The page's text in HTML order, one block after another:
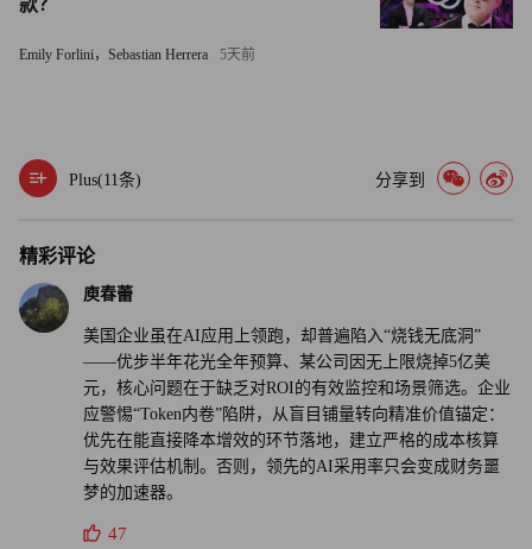
（ROI）报告中。埃森哲（Accenture）上月发布的一项针对
英国企业的调查发现，90%的受访企业尚未成功将AI融入核
公司的运营效率改善。
行。但领先也意味着，他们必须率先破解一个难题：企业究
竟在为哪些价值买单。（财富中文网）
译者：刘进龙
审校：汪皓
款？
Emily Forlini，Sebastian Herrera 5天前
Plus(11条) 分享到
精彩评论
庾春蕾
美国企业虽在AI应用上领跑，却普遍陷入“烧钱无底洞”
——优步半年花光全年预算、某公司因无上限烧掉5亿美
元，核心问题在于缺乏对ROI的有效监控和场景筛选。企业
应警惕“Token内卷”陷阱，从盲目铺量转向精准价值锚定：
优先在能直接降本增效的环节落地，建立严格的成本核算
与效果评估机制。否则，领先的AI采用率只会变成财务噩
梦的加速器。
47